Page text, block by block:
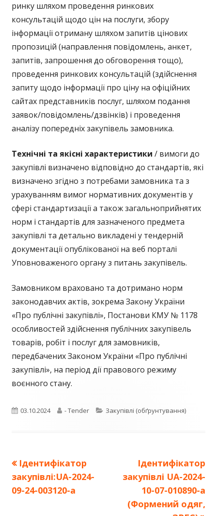
ринку шляхом проведення ринкових
консультацій щодо цін на послуги, збору
інформації отриману шляхом запитів цінових
пропозицій (направлення повідомлень, анкет,
запитів, запрошення до обговорення тощо),
проведення ринкових консультацій (здійснення
запиту щодо інформації про ціну на офіційних
сайтах представників послуг, шляхом подання
заявок/повідомлень/дзвінків) і проведення
аналізу попередніх закупівель замовника.
Технічні та якісні характеристики / вимоги до
закупівлі визначено відповідно до стандартів, які
визначено згідно з потребами замовника та з
урахуванням вимог нормативних документів у
сфері стандартизації а також загальноприйнятих
норм і стандартів для зазначеного предмета
закупівлі та детально викладені у тендерній
документації опублікованої на веб порталі
Уповноваженого органу з питань закупівель.
Замовником враховано та дотримано норм
законодавчих актів, зокрема Закону України
«Про публічні закупівлі», Постанови КМУ № 1178
особливостей здійснення публічних закупівель
товарів, робіт і послуг для замовників,
передбачених Законом України «Про публічні
закупівлі», на період дії правового режиму
воєнного стану.
Опубліковано
03.10.2024 Автор
- Tender Категорії
Закупівлі (обґрунтування)
Навігація
записів
Попередня
стаття:
Ідентифікатор
закупівлі:UA-2024-
09-24-003120-a
Наступна
стаття:
Ідентифікатор
закупівлі UA-2024-
10-07-010890-a
(Формений одяг,